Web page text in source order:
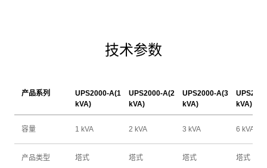
技术参数
产品系列
UPS2000-A(1
kVA)
UPS2000-A(2
kVA)
UPS2000-A(3
kVA)
kVA)
容量 1 kVA 2 kVA 3 kVA 6 kVA
产品类型 塔式 塔式 塔式 塔式